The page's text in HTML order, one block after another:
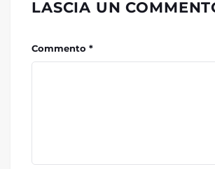
LASCIA UN
Commento *